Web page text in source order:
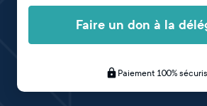
Faire un don à la
Paiement 100%